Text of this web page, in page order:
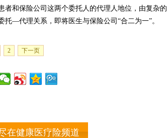
者和保险公司这两个委托人的代理人地位，由复杂的
托—代理关系，即将医生与保险公司“合二为一”。
2 下一页
在健康医疗险频道